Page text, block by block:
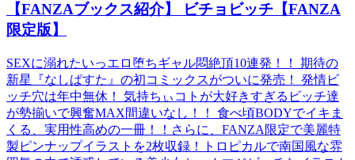
【FANZAブックス紹介】 ビチョビッチ【FANZA
限定版】
SEXに溺れたいっエロ堕ちギャル悶絶頂10連発！！ 期待の
新星『なしぱすた』の初コミックスがついに発売！ 発情ビ
ッチ穴は年中無休！ 気持ちぃコトが大好きすぎるビッチ達
が勢揃いで興奮MAX間違いなし！！ 食べ頃BODYでイキま
くる、実用性高めの一冊！！さらに、FANZA限定で美麗特
製ピンナップイラストを2枚収録！トロピカルで南国風な雰